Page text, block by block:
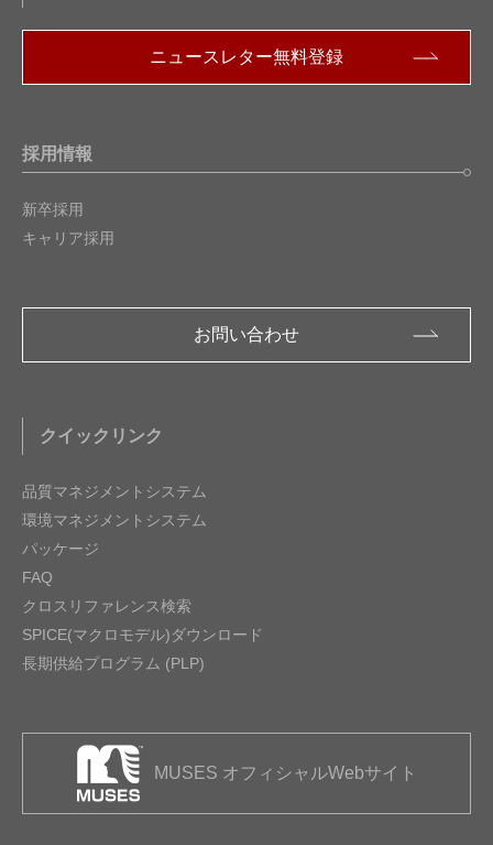
ニュースレター無料登録
採用情報
新卒採用
キャリア採用
お問い合わせ
クイックリンク
品質マネジメントシステム
環境マネジメントシステム
パッケージ
FAQ
クロスリファレンス検索
SPICE(マクロモデル)ダウンロード
長期供給プログラム (PLP)
MUSES オフィシャルWebサイト